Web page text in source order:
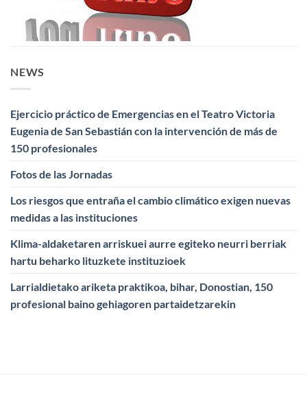
NEWS
Ejercicio práctico de Emergencias en el Teatro Victoria
Eugenia de San Sebastián con la intervención de más de
150 profesionales
Fotos de las Jornadas
Los riesgos que entraña el cambio climático exigen nuevas
medidas a las instituciones
Klima-aldaketaren arriskuei aurre egiteko neurri berriak
hartu beharko lituzkete instituzioek
Larrialdietako ariketa praktikoa, bihar, Donostian, 150
profesional baino gehiagoren partaidetzarekin